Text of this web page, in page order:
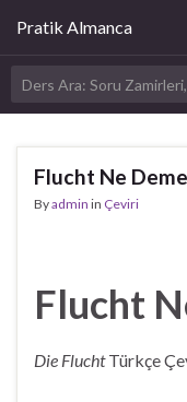
Pratik Almanca
Flucht Ne
Byadmin in Çeviri
Flucht
Die FluchtTürkçe